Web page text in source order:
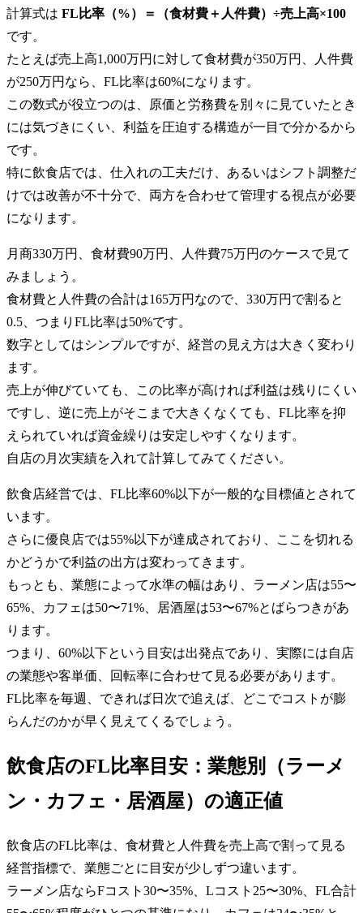
計算式は FL比率（%）＝（食材費＋人件費）÷売上高×100
です。
たとえば売上高1,000万円に対して食材費が350万円、人件費
が250万円なら、FL比率は60%になります。
この数式が役立つのは、原価と労務費を別々に見ていたとき
には気づきにくい、利益を圧迫する構造が一目で分かるから
です。
特に飲食店では、仕入れの工夫だけ、あるいはシフト調整だ
けでは改善が不十分で、両方を合わせて管理する視点が必要
になります。
月商330万円、食材費90万円、人件費75万円のケースで見て
みましょう。
食材費と人件費の合計は165万円なので、330万円で割ると
0.5、つまりFL比率は50%です。
数字としてはシンプルですが、経営の見え方は大きく変わり
ます。
売上が伸びていても、この比率が高ければ利益は残りにくい
ですし、逆に売上がそこまで大きくなくても、FL比率を抑
えられていれば資金繰りは安定しやすくなります。
自店の月次実績を入れて計算してみてください。
飲食店経営では、FL比率60%以下が一般的な目標値とされて
います。
さらに優良店では55%以下が達成されており、ここを切れる
かどうかで利益の出方は変わってきます。
もっとも、業態によって水準の幅はあり、ラーメン店は55〜
65%、カフェは50〜71%、居酒屋は53〜67%とばらつきがあ
ります。
つまり、60%以下という目安は出発点であり、実際には自店
の業態や客単価、回転率に合わせて見る必要があります。
FL比率を毎週、できれば日次で追えば、どこでコストが膨
らんだのかが早く見えてくるでしょう。
飲食店のFL比率目安：業態別（ラーメ
ン・カフェ・居酒屋）の適正値
飲食店のFL比率は、食材費と人件費を売上高で割って見る
経営指標で、業態ごとに目安が少しずつ違います。
ラーメン店ならFコスト30〜35%、Lコスト25〜30%、FL合計